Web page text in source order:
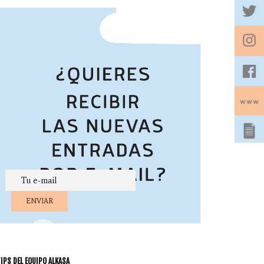
DEL EQUIPO ALKASA